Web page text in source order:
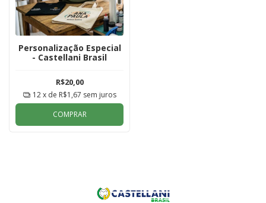
Personalização Especial
- Castellani Brasil
R$20,00
12 x de R$1,67 sem juros
COMPRAR